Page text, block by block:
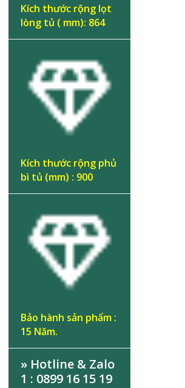
Kích thước rộng lọt
lòng tủ ( mm): 864
Kích thước rộng phủ
bì tủ (mm) : 900
Bảo hành sản phẩm :
15 Năm.
» Hotline & Zalo
1 : 0899 16 15 19